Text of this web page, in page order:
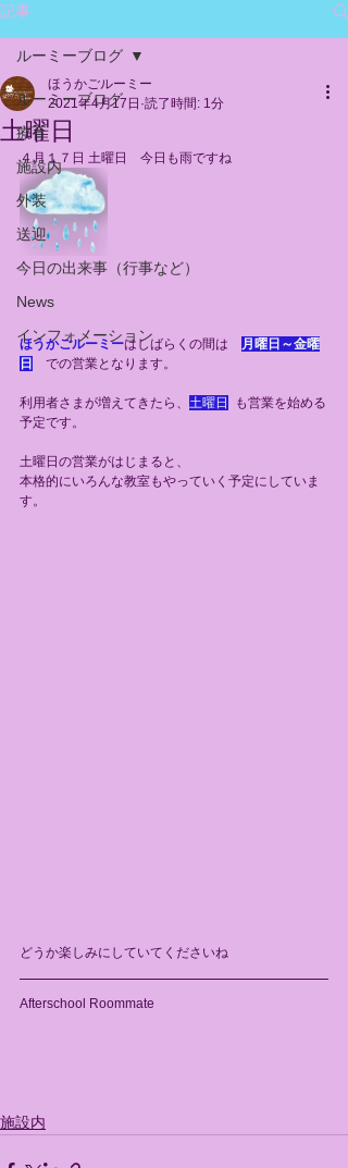
記事
ルーミーブログ
療育
施設内
外装
送迎
今日の出来事（行事など）
News
インフォメーション
ルーミーブログ
土曜日
ほうかごルーミー
2021年4月17日 読了時間: 1分
４月１７日 土曜日　今日も雨ですね
ほうかごルーミーはしばらくの間は 月曜日～金曜
日
での営業となります。
利用者さまが増えてきたら、 土曜日
も営業を始める
予定です。
土曜日の営業がはじまると、
本格的にいろんな教室もやっていく予定にしていま
す。
どうか楽しみにしていてくださいね
Afterschool Roommate
施設内